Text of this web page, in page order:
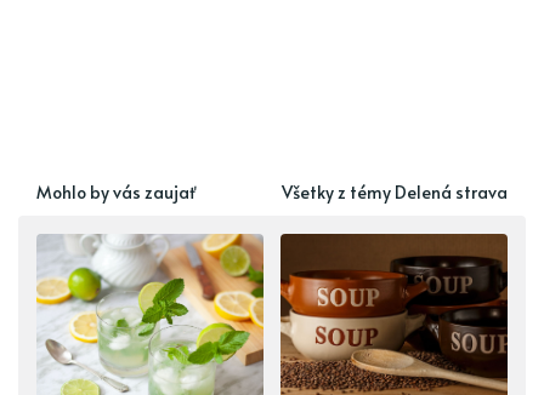
Mohlo by vás zaujať Všetky z témy Delená strava